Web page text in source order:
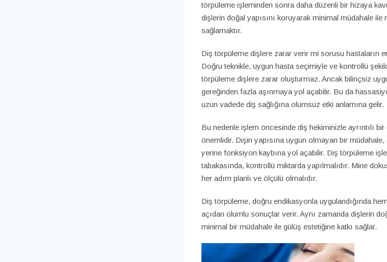
törpüleme işleminden sonra daha düzenli bir hizaya
dişlerin doğal yapısını koruyarak minimal müdahale
sağlamaktır.
Diş törpüleme dişlere zarar verir mi sorusu hastaların
Doğru teknikle, uygun hasta seçimiyle ve kontrollü
törpüleme dişlere zarar oluşturmaz. Ancak bilinçsiz
gereğinden fazla aşınmaya yol açabilir. Bu da
uzun vadede diş sağlığına olumsuz etki anlamına gelir.
Bu nedenle işlem öncesinde diş hekiminizle ayrıntılı bir
önemlidir. Dişin yapısına uygun olmayan bir
yerine fonksiyon kaybına yol açabilir. Diş törpüleme
tabakasında, kontrollü miktarda yapılmalıdır. Mine
her adım planlı ve ölçülü olmalıdır.
Diş törpüleme, doğru endikasyonla uygulandığında
açıdan olumlu sonuçlar verir. Aynı zamanda dişlerin
minimal bir müdahale ile gülüş estetiğine katkı sağlar.